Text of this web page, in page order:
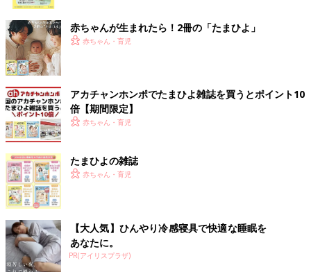
まず、後悔するものには単純に誤って捨ててしまったものと、熟
考した結果手放したのに後から必要と感じたものがあると思いま
す。
単純に誤って捨ててしまったものは、いうまでもなく、その反省
ものは決して取り返しがつかなくなったわけではありませんから
学びの機会ととらえてください。
ただし、不安だからとすべてを取っておくと、整理がつかなくな
り、大事なものが不要なものに埋もれて見つからなくなるリスク
も増えますから、やはり常に取捨選択は必要です。
レシートの断捨離なら、たとえば私の場合は個人事業主なので、
スーパーやコンビニのレシートはお店のゴミ箱で即捨てますが、
確定申告で必要な経費関係はとっておきます。
買い物で返品の可能性のあるレシートであれば、クーリングオフ
期間はとっておくことが賢明ということになりますね。
赤ちゃんが生まれたら！2冊の「たまひよ」
赤ちゃん・育児
アカチャンホンポでたまひよ雑誌を買うとポイント10
倍【期間限定】
赤ちゃん・育児
たまひよの雑誌
赤ちゃん・育児
【大人気】ひんやり冷感寝具で快適な睡眠を
あなたに。
PR(アイリスプラザ)